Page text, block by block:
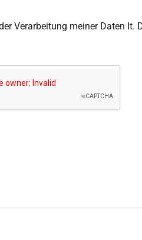
Verarbeitung meiner Daten lt.